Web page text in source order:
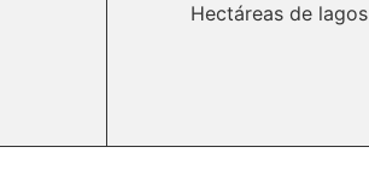
Hectáreas de lagos